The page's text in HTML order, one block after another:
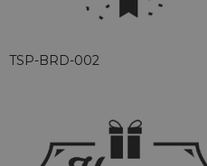
TSP-BRD-002